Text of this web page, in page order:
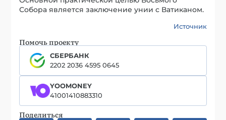
Собора является заключение унии с Ватиканом.
Источник
Помочь проекту
СБЕРБАНК
2202 2036 4595 0645
YOOMONEY
41001410883310
Поделиться